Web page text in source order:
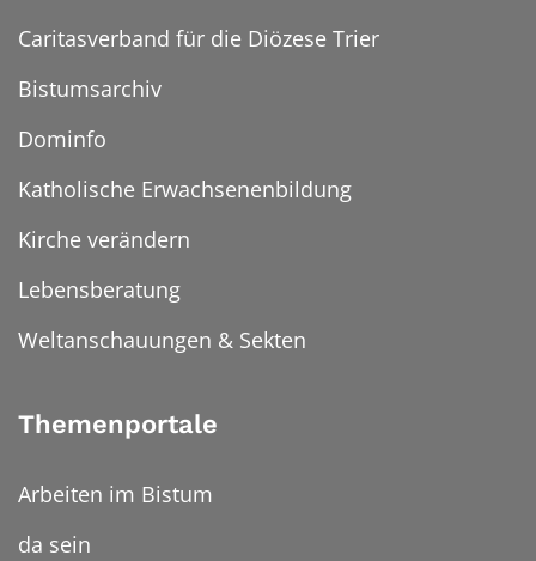
Caritasverband für die Diözese Trier
Bistumsarchiv
Dominfo
Katholische Erwachsenenbildung
Kirche verändern
Lebensberatung
Weltanschauungen & Sekten
Themenportale
Arbeiten im Bistum
da sein